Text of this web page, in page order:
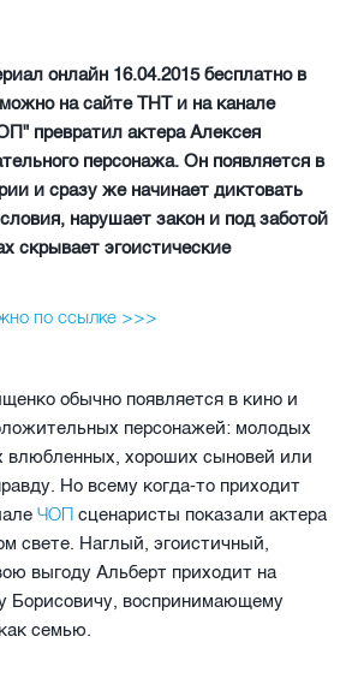
онлайн 16.04.2015 бесплатно в
на сайте ТНТ и на канале
превратил актера Алексея
персонажа. Он появляется в
и сразу же начинает диктовать
нарушает закон и под заботой
скрывает эгоистические
по ссылке >>>
обычно появляется в кино и
персонажей: молодых
влюбленных, хороших сыновей или
Но всему когда-то приходит
ЧОП сценаристы показали актера
свете. Наглый, эгоистичный,
выгоду Альберт приходит на
Борисовичу, воспринимающему
семью.